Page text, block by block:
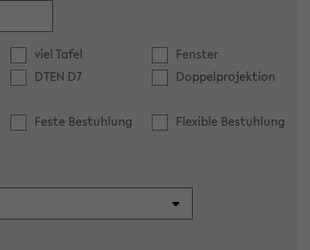
viel Tafel
Fenster
DTEN D7 Doppelprojektion
Feste Bestuhlung
Flexible Bestuhlung